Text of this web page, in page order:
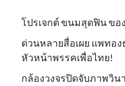
โปรเจกต์ ขนมสุดฟิน ขอ
ด่วนหลายสื่อเผย แพทอ
หัวหน้าพรรคเพื่อไทย!
กล้องวงจรปิดจับภาพวิ